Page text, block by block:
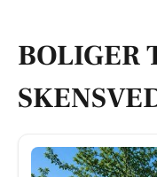
BOLIGER